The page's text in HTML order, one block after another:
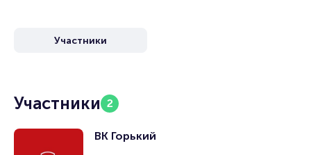
Среднее время на покупку билета здесь начиная с выбора
популярностью у зрителей. Спешите купить их, пока они
есть в наличии.
Полезные ссылки
Участники
Участники 2
ВК Горький